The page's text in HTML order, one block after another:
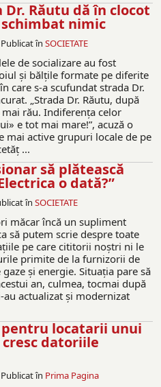
Răutu dă în clocot
schimbat nimic
Publicat în SOCIETATE
de socializare au fost
și bălțile formate pe diferite
care s-a scufundat strada Dr.
„Strada Dr. Răutu, după
rău. Indiferența celor
e tot mai mare!”, acuză o
mai active grupuri locale de pe
...
să plătească
o dată?”
în SOCIETATE
măcar încă un supliment
să putem scrie despre toate
pe care cititorii noștri ni le
primite de la furnizorii de
și energie. Situația pare să
an, culmea, tocmai după
actualizat și modernizat
locatarii unui
datoriile
Publicat în Prima Pagina